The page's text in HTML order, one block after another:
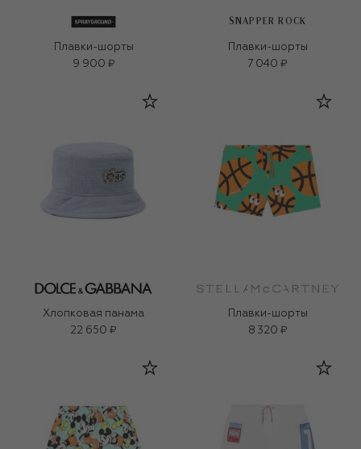
Плавки-шорты
9 900 ₽
SNAPPER ROCK
Плавки-шорты
7 040 ₽
Хлопковая панама
22 650 ₽
Плавки-шорты
8 320 ₽